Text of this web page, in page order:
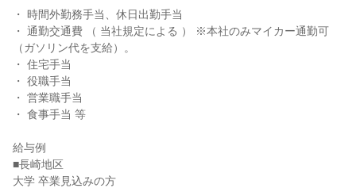
・ 時間外勤務手当、休日出勤手当
・ 通勤交通費 （ 当社規定による ） ※本社のみマイカー通勤可
（ガソリン代を支給）。
・ 住宅手当
・ 役職手当
・ 営業職手当
・ 食事手当 等
給与例
■長崎地区
大学 卒業見込みの方